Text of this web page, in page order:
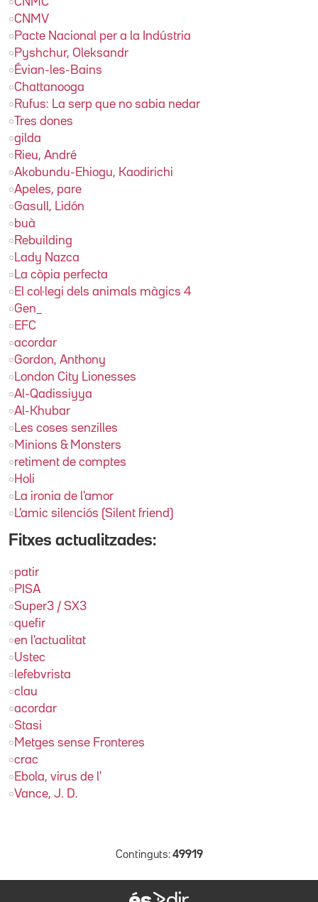
CNMV
Pacte Nacional per a la Indústria
Pyshchur, Oleksandr
Évian-les-Bains
Chattanooga
Rufus: La serp que no sabia nedar
Tres dones
gilda
Rieu, André
Akobundu-Ehiogu, Kaodirichi
Apeles, pare
Gasull, Lidón
buà
Rebuilding
Lady Nazca
La còpia perfecta
El col·legi dels animals màgics 4
Gen_
EFC
acordar
Gordon, Anthony
London City Lionesses
Al-Qadissiyya
Al-Khubar
Les coses senzilles
Minions & Monsters
retiment de comptes
Holi
La ironia de l'amor
L'amic silenciós (Silent friend)
Fitxes actualitzades:
patir
PISA
Super3 / SX3
quefir
en l'actualitat
Ustec
lefebvrista
clau
acordar
Stasi
Metges sense Fronteres
crac
Ebola, virus de l'
Vance, J. D.
Continguts: 49919